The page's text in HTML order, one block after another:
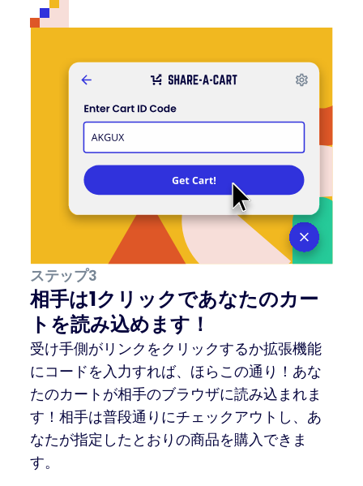
ステップ3
相手は1クリックであなたのカー
トを読み込めます！
受け手側がリンクをクリックするか拡張機能
にコードを入力すれば、ほらこの通り！あな
たのカートが相手のブラウザに読み込まれま
す！相手は普段通りにチェックアウトし、あ
なたが指定したとおりの商品を購入できま
す。